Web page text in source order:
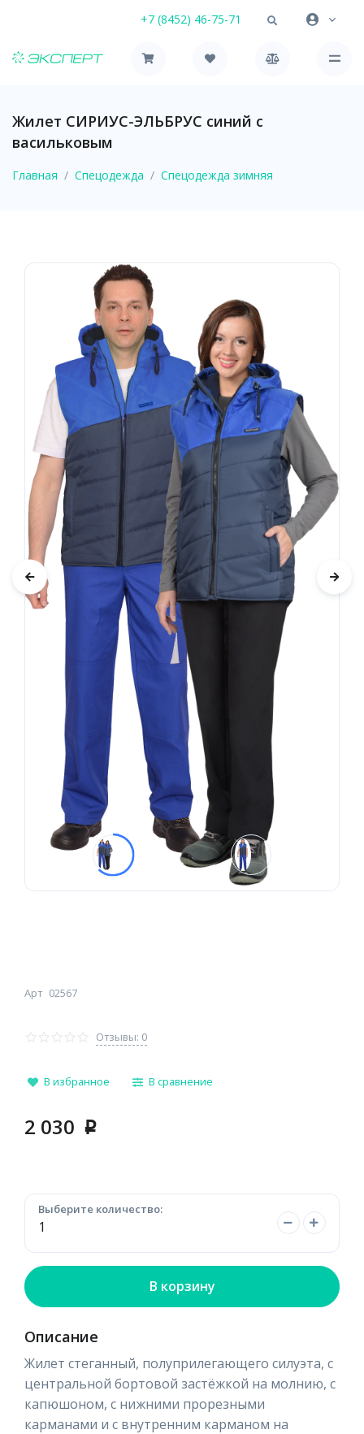
+7 (8452) 46-75-71
Жилет СИРИУС-ЭЛЬБРУС синий с
васильковым
Главная Спецодежда Спецодежда зимняя
Арт 02567
Отзывы: 0
В избранное В сравнение
2 030 p
Выберите количество:
В корзину
Описание
Жилет стеганный, полуприлегающего силуэта, с
центральной бортовой застёжкой на молнию, с
капюшоном, с нижними прорезными
карманами и с внутренним карманом на